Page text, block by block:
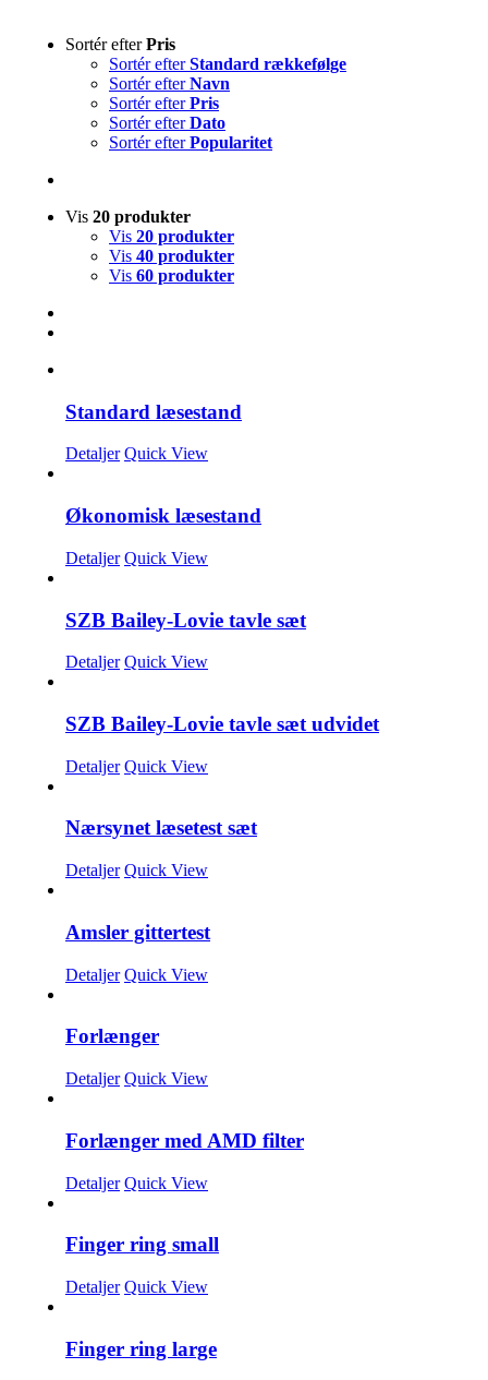
Sortér efterPris
Sortér efterStandard rækkefølge
Sortér efterNavn
Sortér efterPris
Sortér efterDato
Sortér efterPopularitet
Vis 20 produkter
Vis 20 produkter
Vis 40 produkter
Vis 60 produkter
Standard læsestand
Detaljer Quick View
Økonomisk læsestand
Detaljer Quick View
SZB Bailey-Lovie tavle sæt
Detaljer Quick View
SZB Bailey-Lovie tavle sæt udvidet
Detaljer Quick View
Nærsynet læsetest sæt
Detaljer Quick View
Amsler gittertest
Detaljer Quick View
Forlænger
Detaljer Quick View
Forlænger med AMD filter
Detaljer Quick View
Finger ring small
Detaljer Quick View
Finger ring large